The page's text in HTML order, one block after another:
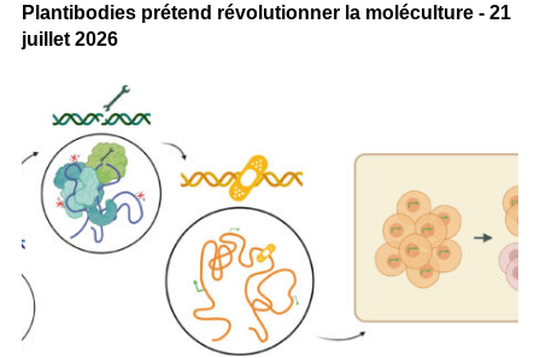
Plantibodies prétend révolutionner la moléculture - 21
juillet 2026